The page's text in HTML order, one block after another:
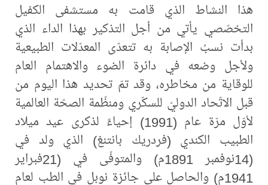
هذا النشاط الذي قامت به مستشفى الكفيل
التخصّصي يأتي من أجل التذكير بهذا الداء الذي
بدأت نسبُ الإصابة به تتعدّى المعدّلات الطبيعية
ولأجل وضعه في دائرة الضوء والاهتمام العام
للوقاية من مخاطره، وقد تمّ تحديد هذا اليوم من
قبل الاتّحاد الدوليّ للسكّري ومنظّمة الصحّة العالمية
لأوّل مرّة عام (1991) إحياءً لذكرى عيد ميلاد
الطبيب الكندي (فردريك بانتنغ) الذي ولد في
(14نوفمبر 1891م) والمتوفّى في (21فبراير
1941م) والحاصل على جائزة نوبل في الطب لعام